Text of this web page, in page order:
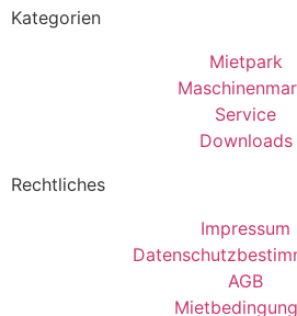
Kategorien
Mietpark
Service
Downloads
Rechtliches
Impressum
AGB